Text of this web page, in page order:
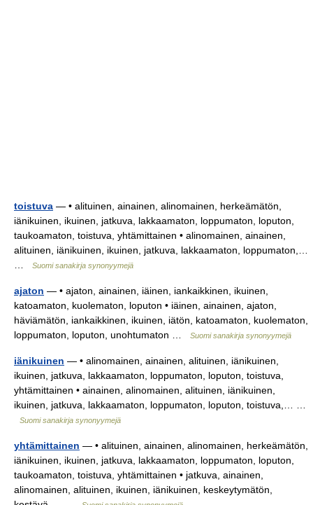
toistuva — • alituinen, ainainen, alinomainen, herkeämätön,
iänikuinen, ikuinen, jatkuva, lakkaamaton, loppumaton, loputon,
taukoamaton, toistuva, yhtämittainen • alinomainen, ainainen,
alituinen, iänikuinen, ikuinen, jatkuva, lakkaamaton, loppumaton,…
Suomi sanakirja synonyymejä
ajaton — • ajaton, ainainen, iäinen, iankaikkinen, ikuinen,
katoamaton, kuolematon, loputon • iäinen, ainainen, ajaton,
häviämätön, iankaikkinen, ikuinen, iätön, katoamaton, kuolematon,
loppumaton, loputon, unohtumaton …
Suomi sanakirja synonyymejä
iänikuinen — • alinomainen, ainainen, alituinen, iänikuinen,
ikuinen, jatkuva, lakkaamaton, loppumaton, loputon, toistuva,
yhtämittainen • ainainen, alinomainen, alituinen, iänikuinen,
ikuinen, jatkuva, lakkaamaton, loppumaton, loputon, toistuva,… …
Suomi sanakirja synonyymejä
yhtämittainen — • alituinen, ainainen, alinomainen, herkeämätön,
iänikuinen, ikuinen, jatkuva, lakkaamaton, loppumaton, loputon,
taukoamaton, toistuva, yhtämittainen • jatkuva, ainainen,
alinomainen, alituinen, ikuinen, iänikuinen, keskeytymätön,